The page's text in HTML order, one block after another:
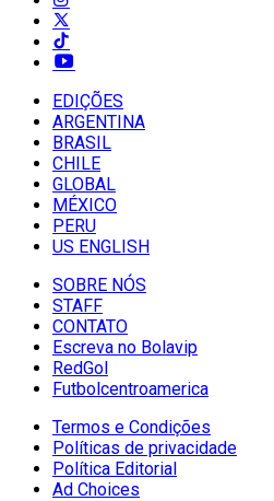
EDIÇÕES
ARGENTINA
BRASIL
CHILE
GLOBAL
MÉXICO
PERU
US ENGLISH
SOBRE NÓS
STAFF
CONTATO
Escreva no Bolavip
RedGol
Futbolcentroamerica
Termos e Condições
Políticas de privacidade
Política Editorial
Ad Choices